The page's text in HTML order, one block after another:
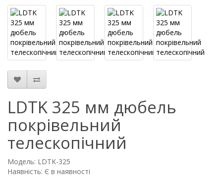
LDTK 325 мм дюбель
покрівельний
телескопічний
Модель: LDTK-325
Наявність: Є в наявності